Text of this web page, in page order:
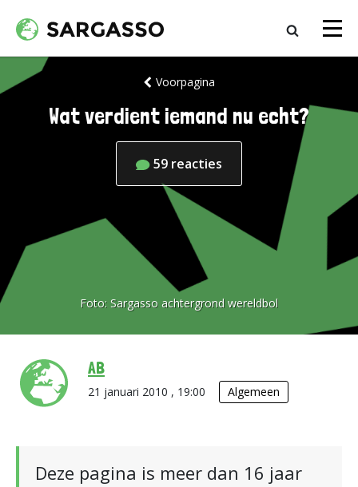
Voorpagina
Wat verdient iemand nu echt?
59 reacties
Foto: Sargasso achtergrond wereldbol
AB
21 januari 2010 , 19:00 Algemeen
Deze pagina is meer dan 16 jaar